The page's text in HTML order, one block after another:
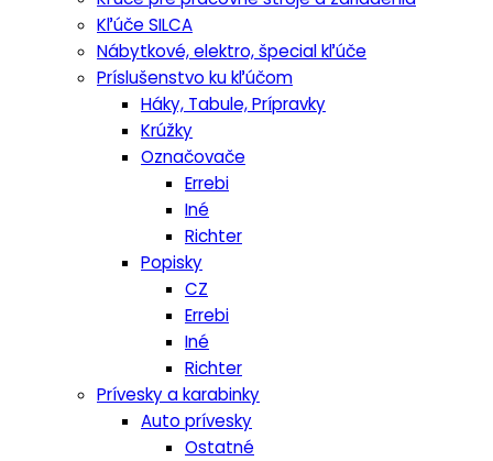
Kľúče SILCA
Nábytkové, elektro, špecial kľúče
Príslušenstvo ku kľúčom
Háky, Tabule, Prípravky
Krúžky
Označovače
Errebi
Iné
Richter
Popisky
CZ
Errebi
Iné
Richter
Prívesky a karabinky
Auto prívesky
Ostatné